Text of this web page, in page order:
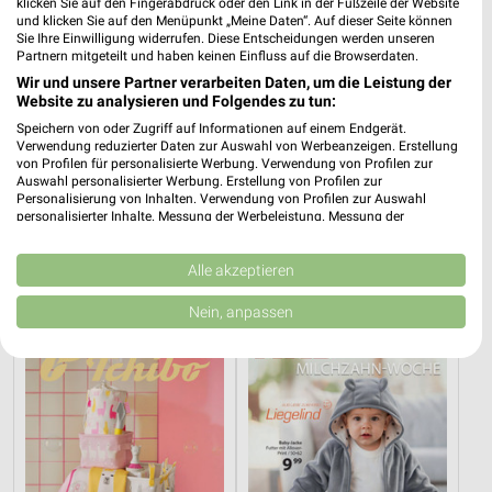
0,4 km
Gültig bis Di. 25.08.
0,4 km
Gültig bis So. 09.08.
und klicken Sie auf den Menüpunkt „Meine Daten“. Auf dieser Seite können
Sie Ihre Einwilligung widerrufen. Diese Entscheidungen werden unseren
Partnern mitgeteilt und haben keinen Einfluss auf die Browserdaten.
Wir und unsere Partner verarbeiten Daten, um die Leistung der
Website zu analysieren und Folgendes zu tun:
Speichern von oder Zugriff auf Informationen auf einem Endgerät.
Verwendung reduzierter Daten zur Auswahl von Werbeanzeigen. Erstellung
von Profilen für personalisierte Werbung. Verwendung von Profilen zur
Auswahl personalisierter Werbung. Erstellung von Profilen zur
Personalisierung von Inhalten. Verwendung von Profilen zur Auswahl
personalisierter Inhalte. Messung der Werbeleistung. Messung der
Kombinationen von Daten aus verschiedenen Quellen. Entwicklung und
Verbesserung der Angebote. Verwendung reduzierter Daten zur Auswahl
von Inhalten.
Daten können außerhalb der Europäischen Union weitergegeben und in die
Website/App.
Partnerliste anzeigen (1 IAB-Anbieter)
Wir nutzen Ihre Daten für folgende Zwecke:
IAB-Verarbeitungszwecke:
Speichern von oder Zugriff auf Informationen
Alle akzeptieren
Nein, anpassen